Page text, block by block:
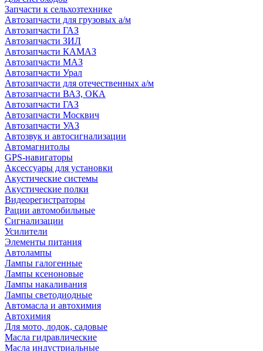
Запчасти к сельхозтехнике
Автозапчасти для грузовых а/м
Автозапчасти ГАЗ
Автозапчасти ЗИЛ
Автозапчасти КАМАЗ
Автозапчасти МАЗ
Автозапчасти Урал
Автозапчасти для отечественных а/м
Автозапчасти ВАЗ, ОКА
Автозапчасти ГАЗ
Автозапчасти Москвич
Автозапчасти УАЗ
Автозвук и автосигнализации
Автомагнитолы
GPS-навигаторы
Аксессуары для установки
Акустические системы
Акустические полки
Видеорегистраторы
Рации автомобильные
Сигнализации
Усилители
Элементы питания
Автолампы
Лампы галогенные
Лампы ксеноновые
Лампы накаливания
Лампы светодиодные
Автомасла и автохимия
Автохимия
Для мото, лодок, садовые
Масла гидравлические
Масла индустриальные